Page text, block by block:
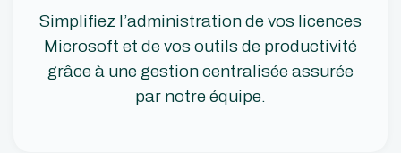
Simplifiez l’administration de vos licences
Microsoft et de vos outils de productivité
grâce à une gestion centralisée assurée
par notre équipe.